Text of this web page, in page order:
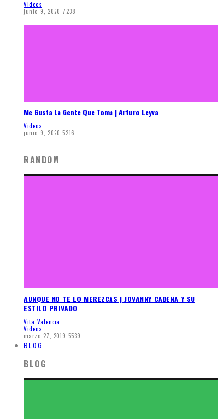
Videos
junio 9, 2020 7238
Me Gusta La Gente Que Toma | Arturo Leyva
Videos
junio 9, 2020 5216
RANDOM
AUNQUE NO TE LO MEREZCAS | JOVANNY CADENA Y SU
ESTILO PRIVADO
Vita Valencia
Videos
marzo 27, 2019 5539
BLOG
BLOG